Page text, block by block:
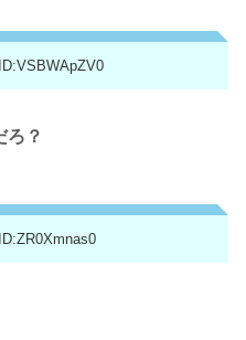
ID:VSBWApZV0
ろ？
ID:ZR0Xmnas0